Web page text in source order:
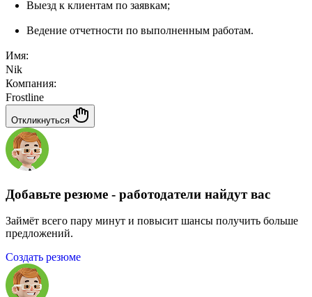
Выезд к клиентам по заявкам;
Ведение отчетности по выполненным работам.
Имя:
Nik
Компания:
Frostline
Откликнуться
Добавьте резюме - работодатели найдут вас
Займёт всего пару минут и повысит шансы получить больше
предложений.
Создать резюме